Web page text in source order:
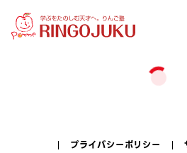
プライバシーポリシー